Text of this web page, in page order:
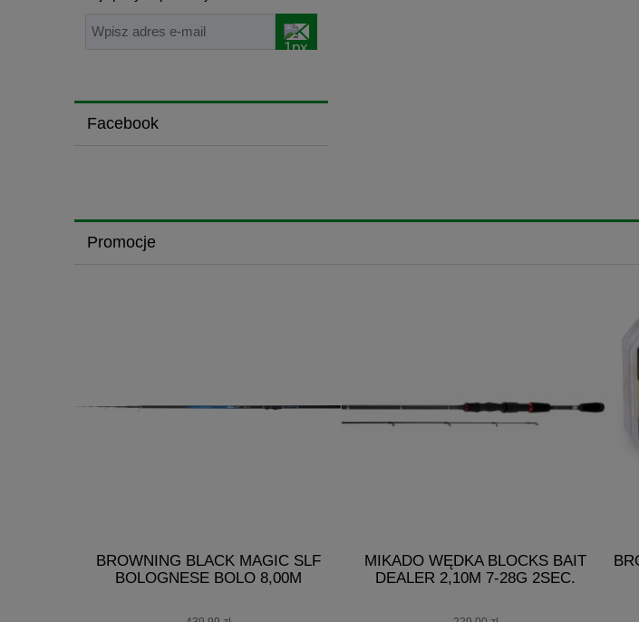
Facebook
Promocje
BROWNING BLACK MAGIC SLF
BOLOGNESE BOLO 8,00M
MIKADO WĘDKA BLOCKS BAIT
DEALER 2,10M 7-28G 2SEC.